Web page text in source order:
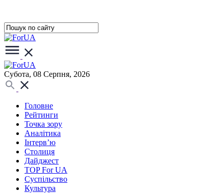
Субота, 08 Серпня, 2026
Головне
Рейтинги
Точка зору
Аналітика
Інтерв’ю
Столиця
Дайджест
TOP For UA
Суспiльство
Культура